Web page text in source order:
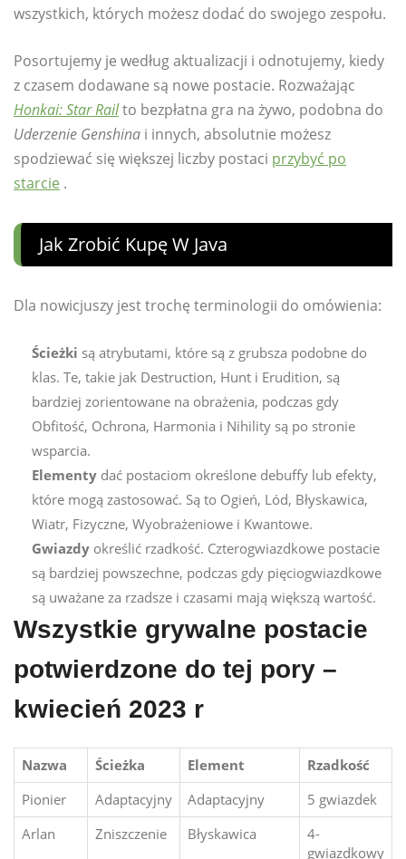
wszystkich, których możesz dodać do swojego zespołu.
Posortujemy je według aktualizacji i odnotujemy, kiedy
z czasem dodawane są nowe postacie. Rozważając
Honkai: Star Railto bezpłatna gra na żywo, podobna do
Uderzenie Genshina i innych, absolutnie możesz
spodziewać się większej liczby postaci przybyć po
starcie .
Jak Zrobić Kupę W Java
Dla nowicjuszy jest trochę terminologii do omówienia:
Ścieżki są atrybutami, które są z grubsza podobne do
klas. Te, takie jak Destruction, Hunt i Erudition, są
bardziej zorientowane na obrażenia, podczas gdy
Obfitość, Ochrona, Harmonia i Nihility są po stronie
wsparcia.
Elementy dać postaciom określone debuffy lub efekty,
które mogą zastosować. Są to Ogień, Lód, Błyskawica,
Wiatr, Fizyczne, Wyobrażeniowe i Kwantowe.
Gwiazdy określić rzadkość. Czterogwiazdkowe postacie
są bardziej powszechne, podczas gdy pięciogwiazdkowe
są uważane za rzadsze i czasami mają większą wartość.
Wszystkie grywalne postacie
potwierdzone do tej pory –
kwiecień 2023 r
Nazwa Ścieżka Element
Rzadkość
Pionier
Adaptacyjny Adaptacyjny
5 gwiazdek
Arlan
Zniszczenie Błyskawica
4-
gwiazdkowy